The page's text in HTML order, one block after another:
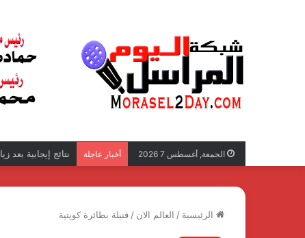
الجمعة, أغسطس 7 2026 أخبار عاجلة نتائج إيجابية بعد
الرئيسية / العالم الان / قنبلة بطائرة كويتية